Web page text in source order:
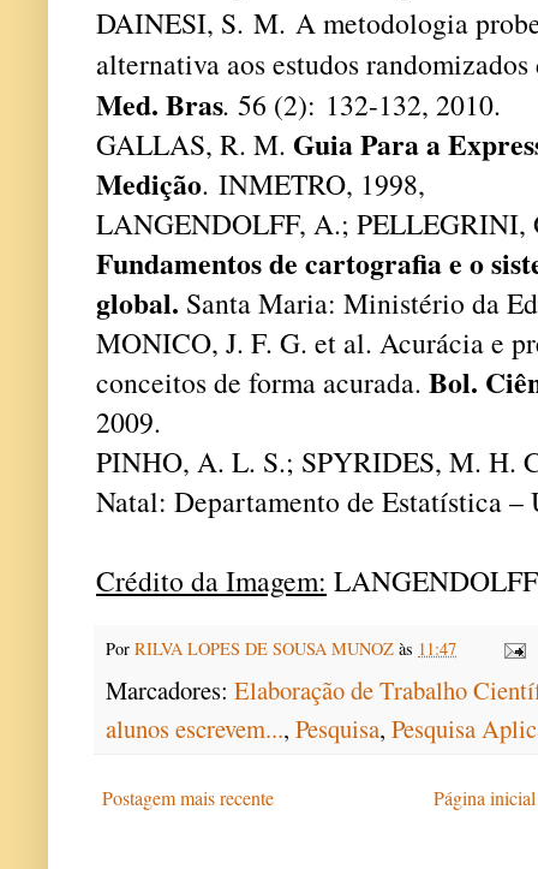
DAINESI, S. M. A metodologia
alternativa aos estudos
Med. Bras. 56 (2): 132-132, 2010.
GALLAS, R. M. Guia Para a
Medição. INMETRO, 1998,
LANGENDOLFF, A.; PELLEGRINI,
Fundamentos de cartografia e o
global. Santa Maria: Ministério da
MONICO, J. F. G. et al. Acurácia e
conceitos de forma acurada. Bol.
2009.
PINHO, A. L. S.; SPYRIDES, M. H.
Natal: Departamento de Estatística –
Crédito da Imagem:
Por RILVA LOPES DE SOUSA MUNOZ às 11:47
Marcadores: Elaboração de Trabalho
alunos escrevem..., Pesquisa, Pesquisa
Postagem mais recente Página inicial